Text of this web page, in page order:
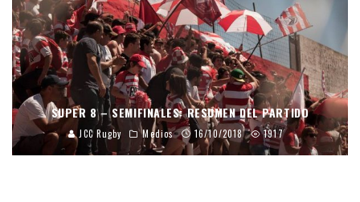
SUPER 8 – SEMIFINALES: RESUMEN DEL PARTIDO
JCC Rugby Medios 16/10/2018 1917